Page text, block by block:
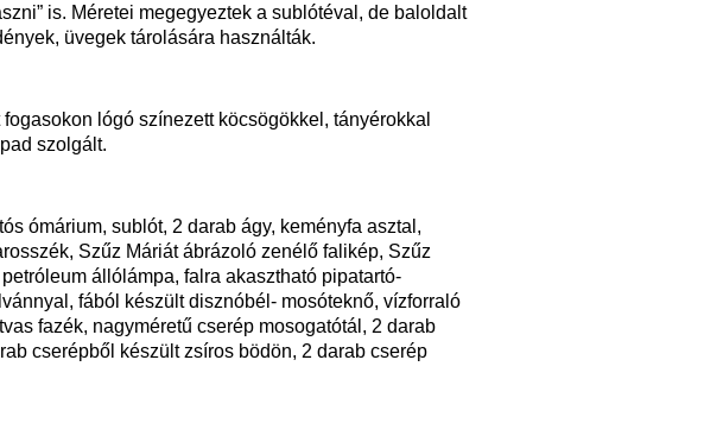
is. Méretei megegyeztek a sublótéval, de baloldalt
üvegek tárolására használták.
lógó színezett köcsögökkel, tányérokkal
szolgált.
ómárium, sublót, 2 darab ágy, keményfa asztal,
Szűz Máriát ábrázoló zenélő falikép, Szűz
állólámpa, falra akasztható pipatartó-
fából készült disznóbél- mosóteknő, vízforraló
fazék, nagyméretű cserép mosogatótál, 2 darab
cserépből készült zsíros bödön, 2 darab cserép